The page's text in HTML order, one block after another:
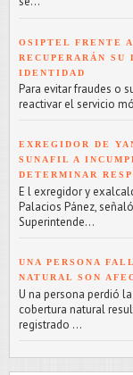
OSIPTEL FRENTE
RECUPERARÁN
IDENTIDAD
Para evitar fraudes o
reactivar el servicio
EXREGIDOR DE
SUNAFIL A
DETERMINAR
E l exregidor y
Palacios Pánez,
Superintende...
UNA PERSONA
NATURAL SON
U na persona perdió
cobertura natural
registrado ...